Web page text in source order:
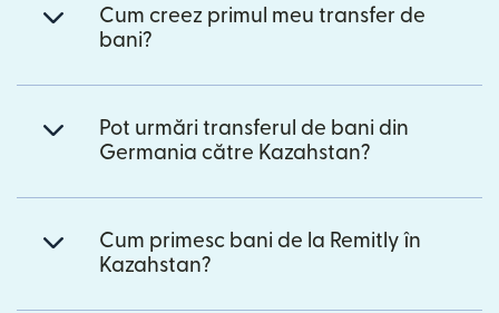
Cum creez primul meu transfer de
bani?
Pot urmări transferul de bani din
Germania către Kazahstan?
Cum primesc bani de la Remitly în
Kazahstan?